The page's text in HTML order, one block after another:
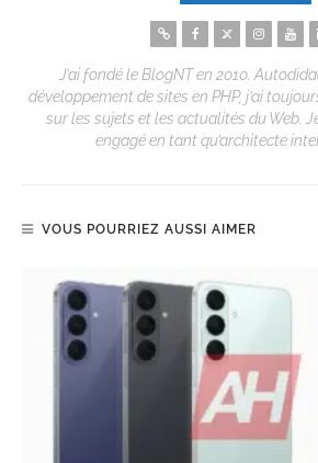
J’ai fondé le BlogNT en 2010.
développement de sites en PHP, j’ai
sur les sujets et les actualités du Web.
engagé en tant qu’architecte
VOUS POURRIEZ AUSSI AIMER